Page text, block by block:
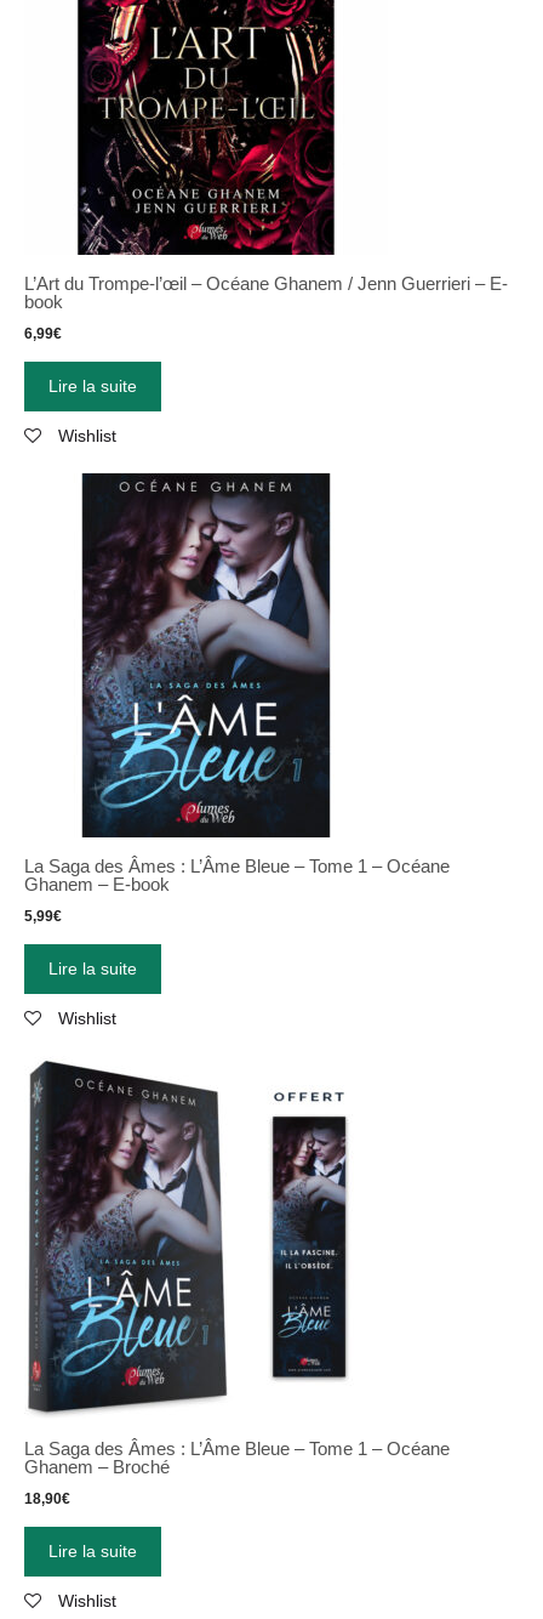
L’Art du Trompe-l’œil – Océane Ghanem / Jenn Guerrieri – E-
book
6,99€
Lire la suite
Wishlist
La Saga des Âmes : L’Âme Bleue – Tome 1 – Océane
Ghanem – E-book
5,99€
Lire la suite
Wishlist
La Saga des Âmes : L’Âme Bleue – Tome 1 – Océane
Ghanem – Broché
18,90€
Lire la suite
Wishlist